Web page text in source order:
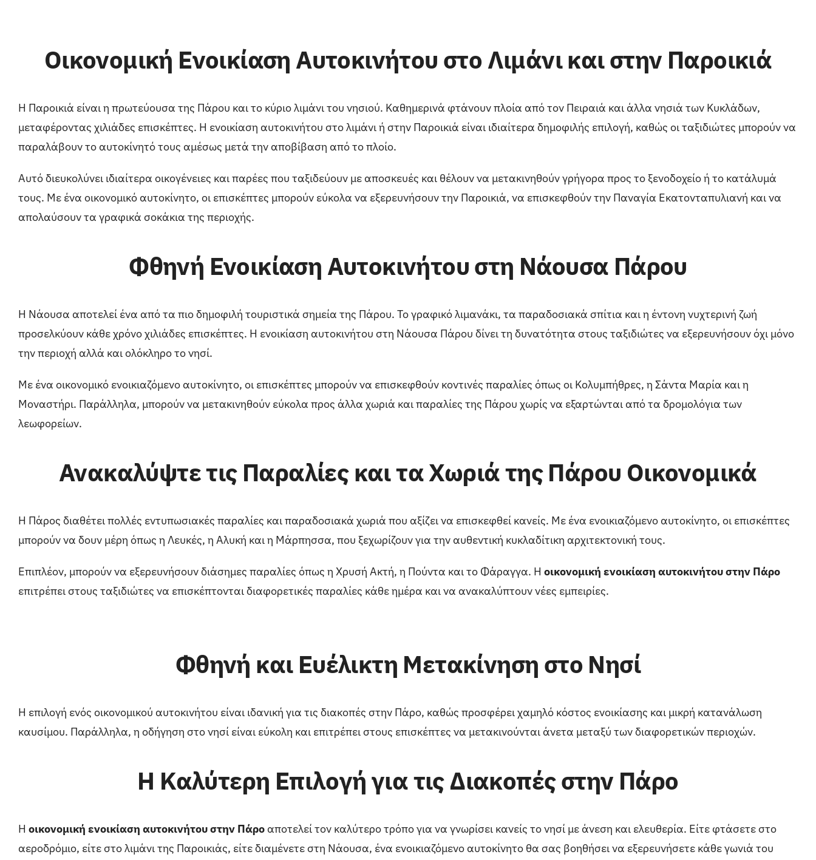
Οικονομική Ενοικίαση Αυτοκινήτου στο Λιμάνι και στην Παροικιά
Η Παροικιά είναι η πρωτεύουσα της Πάρου και το κύριο λιμάνι του νησιού. Καθημερινά φτάνουν πλοία από τον Πειραιά και άλλα νησιά των Κυκλάδων,
μεταφέροντας χιλιάδες επισκέπτες. Η ενοικίαση αυτοκινήτου στο λιμάνι ή στην Παροικιά είναι ιδιαίτερα δημοφιλής επιλογή, καθώς οι ταξιδιώτες μπορούν να
παραλάβουν το αυτοκίνητό τους αμέσως μετά την αποβίβαση από το πλοίο.
Αυτό διευκολύνει ιδιαίτερα οικογένειες και παρέες που ταξιδεύουν με αποσκευές και θέλουν να μετακινηθούν γρήγορα προς το ξενοδοχείο ή το κατάλυμά
τους. Με ένα οικονομικό αυτοκίνητο, οι επισκέπτες μπορούν εύκολα να εξερευνήσουν την Παροικιά, να επισκεφθούν την Παναγία Εκατονταπυλιανή και να
απολαύσουν τα γραφικά σοκάκια της περιοχής.
Φθηνή Ενοικίαση Αυτοκινήτου στη Νάουσα Πάρου
Η Νάουσα αποτελεί ένα από τα πιο δημοφιλή τουριστικά σημεία της Πάρου. Το γραφικό λιμανάκι, τα παραδοσιακά σπίτια και η έντονη νυχτερινή ζωή
προσελκύουν κάθε χρόνο χιλιάδες επισκέπτες. Η ενοικίαση αυτοκινήτου στη Νάουσα Πάρου δίνει τη δυνατότητα στους ταξιδιώτες να εξερευνήσουν όχι μόνο
την περιοχή αλλά και ολόκληρο το νησί.
Με ένα οικονομικό ενοικιαζόμενο αυτοκίνητο, οι επισκέπτες μπορούν να επισκεφθούν κοντινές παραλίες όπως οι Κολυμπήθρες, η Σάντα Μαρία και η
Μοναστήρι. Παράλληλα, μπορούν να μετακινηθούν εύκολα προς άλλα χωριά και παραλίες της Πάρου χωρίς να εξαρτώνται από τα δρομολόγια των
λεωφορείων.
Ανακαλύψτε τις Παραλίες και τα Χωριά της Πάρου Οικονομικά
Η Πάρος διαθέτει πολλές εντυπωσιακές παραλίες και παραδοσιακά χωριά που αξίζει να επισκεφθεί κανείς. Με ένα ενοικιαζόμενο αυτοκίνητο, οι επισκέπτες
μπορούν να δουν μέρη όπως η Λευκές, η Αλυκή και η Μάρπησσα, που ξεχωρίζουν για την αυθεντική κυκλαδίτικη αρχιτεκτονική τους.
Επιπλέον, μπορούν να εξερευνήσουν διάσημες παραλίες όπως η Χρυσή Ακτή, η Πούντα και το Φάραγγα. Η οικονομική ενοικίαση αυτοκινήτου στην Πάρο
επιτρέπει στους ταξιδιώτες να επισκέπτονται διαφορετικές παραλίες κάθε ημέρα και να ανακαλύπτουν νέες εμπειρίες.
Φθηνή και Ευέλικτη Μετακίνηση στο Νησί
Η επιλογή ενός οικονομικού αυτοκινήτου είναι ιδανική για τις διακοπές στην Πάρο, καθώς προσφέρει χαμηλό κόστος ενοικίασης και μικρή κατανάλωση
καυσίμου. Παράλληλα, η οδήγηση στο νησί είναι εύκολη και επιτρέπει στους επισκέπτες να μετακινούνται άνετα μεταξύ των διαφορετικών περιοχών.
Η Καλύτερη Επιλογή για τις Διακοπές στην Πάρο
Η οικονομική ενοικίαση αυτοκινήτου στην Πάροαποτελεί τον καλύτερο τρόπο για να γνωρίσει κανείς το νησί με άνεση και ελευθερία. Είτε φτάσετε στο
αεροδρόμιο, είτε στο λιμάνι της Παροικιάς, είτε διαμένετε στη Νάουσα, ένα ενοικιαζόμενο αυτοκίνητο θα σας βοηθήσει να εξερευνήσετε κάθε γωνιά του